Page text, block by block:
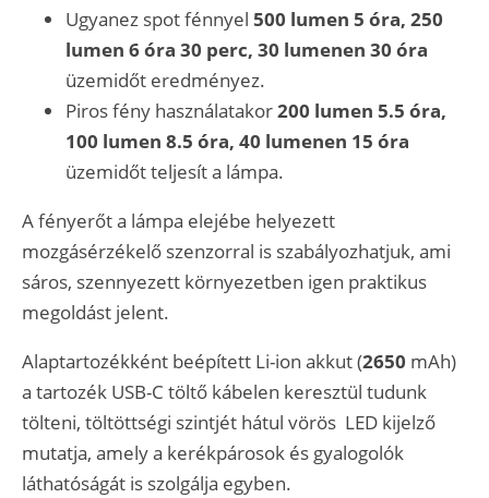
Ugyanez spot fénnyel 500 lumen 5 óra, 250
lumen 6 óra 30 perc, 30 lumenen 30 óra
üzemidőt eredményez.
Piros fény használatakor200 lumen 5.5 óra,
100 lumen 8.5 óra, 40 lumenen 15 óra
üzemidőt teljesít a lámpa.
A fényerőt a lámpa elejébe helyezett
mozgásérzékelő szenzorral is szabályozhatjuk, ami
sáros, szennyezett környezetben igen praktikus
megoldást jelent.
Alaptartozékként beépített Li-ion akkut (2650 mAh)
a tartozék USB-C töltő kábelen keresztül tudunk
tölteni, töltöttségi szintjét hátul vörös LED kijelző
mutatja, amely a kerékpárosok és gyalogolók
láthatóságát is szolgálja egyben.